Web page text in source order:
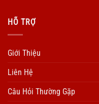
HÕ TRỢ
Giới Thiệu
Liên Hệ
Câu Hỏi Thường Gặp